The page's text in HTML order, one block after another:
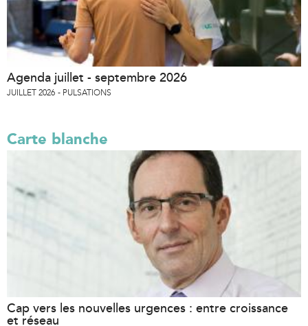
Agenda juillet - septembre 2026
JUILLET 2026 PULSATIONS
Carte blanche
Cap vers les nouvelles urgences : entre croissance
et réseau